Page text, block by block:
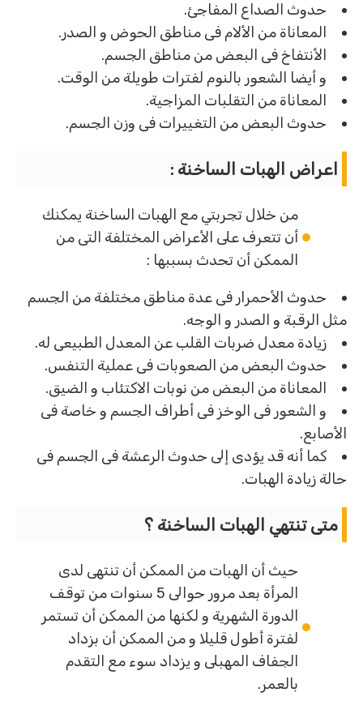
حدوث الصداع المفاجئ.
المعاناة من الألام فى مناطق الحوض و الصدر.
الأنتفاخ فى البعض من مناطق الجسم.
و أيضا الشعور بالنوم لفترات طويلة من الوقت.
المعاناة من التقلبات المزاجية.
حدوث البعض من التغييرات فى وزن الجسم.
اعراض الهبات الساخنة :
من خلال تجربتي مع الهبات الساخنة يمكنك
أن تتعرف على الأعراض المختلفة التى من
الممكن أن تحدث بسببها :
حدوث الأحمرار فى عدة مناطق مختلفة من الجسم
مثل الرقبة و الصدر و الوجه.
زيادة معدل ضربات القلب عن المعدل الطبيعى له.
حدوث البعض من الصعوبات فى عملية التنفس.
المعاناة من البعض من نوبات الاكتئاب و الضيق.
و الشعور فى الوخز فى أطراف الجسم و خاصة فى
الأصابع.
كما أنه قد يؤدى إلى حدوث الرعشة فى الجسم فى
حالة زيادة الهبات.
متى تنتهي الهبات الساخنة ؟
حيث أن الهبات من الممكن أن تنتهى لدى
المرأة بعد مرور حوالى 5 سنوات من توقف
الدورة الشهرية و لكنها من الممكن أن تستمر
لفترة أطول قليلا و من الممكن أن بزداد
الجفاف المهبلى و يزداد سوء مع التقدم
بالعمر.